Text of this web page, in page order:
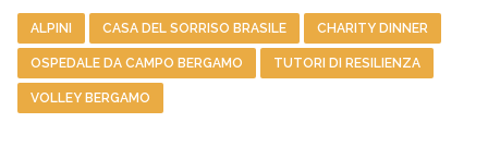
ALPINI CASA DEL SORRISO BRASILE CHARITY DINNER
OSPEDALE DA CAMPO BERGAMO TUTORI DI RESILIENZA
VOLLEY BERGAMO